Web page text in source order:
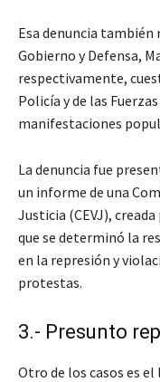
Esa denuncia también
Gobierno y Defensa,
respectivamente,
Policía y de las
manifestaciones
La denuncia fue
un informe de una
Justicia (CEVJ),
que se determinó la
en la represión y
protestas.
3.- Presunto
Otro de los casos es